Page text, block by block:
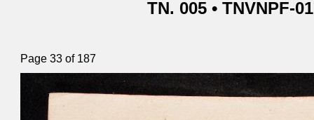
TN. 005 • TNVNPF-
Page 33 of 187